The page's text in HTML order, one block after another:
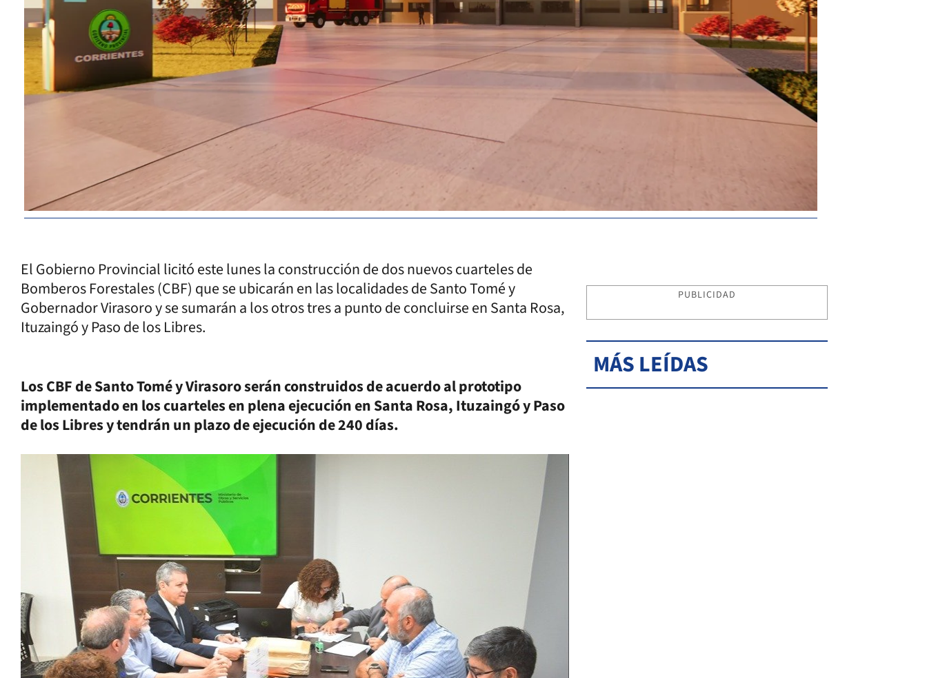
El Gobierno Provincial licitó este lunes la construcción de dos nuevos cuarteles de
Bomberos Forestales (CBF) que se ubicarán en las localidades de Santo Tomé y
Gobernador Virasoro y se sumarán a los otros tres a punto de concluirse en Santa Rosa,
Ituzaingó y Paso de los Libres.
Los CBF de Santo Tomé y Virasoro serán construidos de acuerdo al prototipo
implementado en los cuarteles en plena ejecución en Santa Rosa, Ituzaingó y Paso
de los Libres y tendrán un plazo de ejecución de 240 días.
PUBLICIDAD
MÁS LEÍDAS